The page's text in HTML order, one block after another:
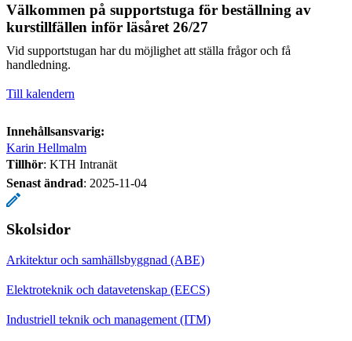
Välkommen på supportstuga för beställning av
kurstillfällen inför läsåret 26/27
Vid supportstugan har du möjlighet att ställa frågor och få
handledning.
Till kalendern
Innehållsansvarig:
Karin Hellmalm
Tillhör: KTH Intranät
Senast ändrad: 2025-11-04
Skolsidor
Arkitektur och samhällsbyggnad (ABE)
Elektroteknik och datavetenskap (EECS)
Industriell teknik och management (ITM)